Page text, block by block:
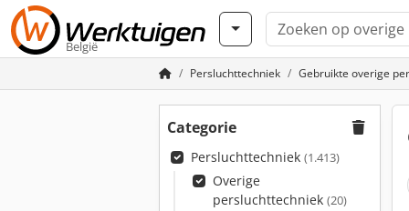
België
Persluchttechniek Gebruikte overige
Categorie
Persluchttechniek (1.413)
Overige
persluchttechniek (20)